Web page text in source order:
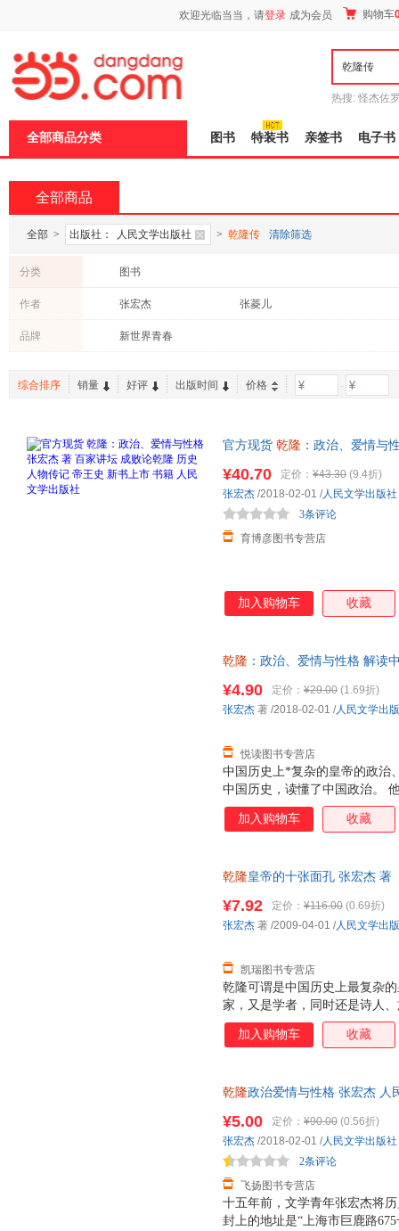
欢迎光临当当，请登录 成为会员 购物车
热搜: 怪杰佐
全部商品分类 图书 特装书 亲签书 电子书
全部商品
全部 > 出版社： 人民文学出版社 > 乾隆传 清除筛选
分类 图书
作者 张宏杰 张菱儿
品牌 新世界青春
综合排序 销量 好评 出版时间 价格 -
官方现货 乾隆 ：政治、爱情与
¥40.70 定价： ¥43.30 (9.4折)
育博彦图书专营店
3条评论
张宏杰 /2018-02-01 /人民文学出版社
加入购物车 收藏
乾隆 ：政治、爱情与性格 解读
中国历史上*复杂的皇帝的政治
中国历史，读懂了中国政治。
是人类历史上寿命*长的君主之
统，6.25％的蒙古族血统和
雍正*器重的儿子，然而登基后
家，又是学者，同时还是诗人
1711年八月十三日，出生于北
¥4.90 定价： ¥29.00 (1.69折)
悦读图书专营店
张宏杰 著 /2018-02-01 /人民文学出
加入购物车 收藏
乾隆皇帝的十张面孔 张宏杰 著
乾隆可谓是中国历史上最复杂
家，又是学者，同时还是诗人
风度翩翩，常使人感觉“蔼然有
峻烈严酷，刻薄寡恩，他为人
隆性格中的多个侧面。当然。
玄机，更何况，一个封闭的王
¥7.92 定价： ¥116.00 (0.69折)
凯瑞图书专营店
张宏杰 著 /2009-04-01 /人民文学出
加入购物车 收藏
乾隆政治爱情与性格 张宏杰 人
十五年前，文学青年张宏杰将
封上的地址是“上海市巨鹿路
¥5.00 定价： ¥90.00 (0.56折)
飞扬图书专营店
2条评论
张宏杰 /2018-02-01 /人民文学出版社
页
加